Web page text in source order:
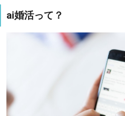
ai婚活って？